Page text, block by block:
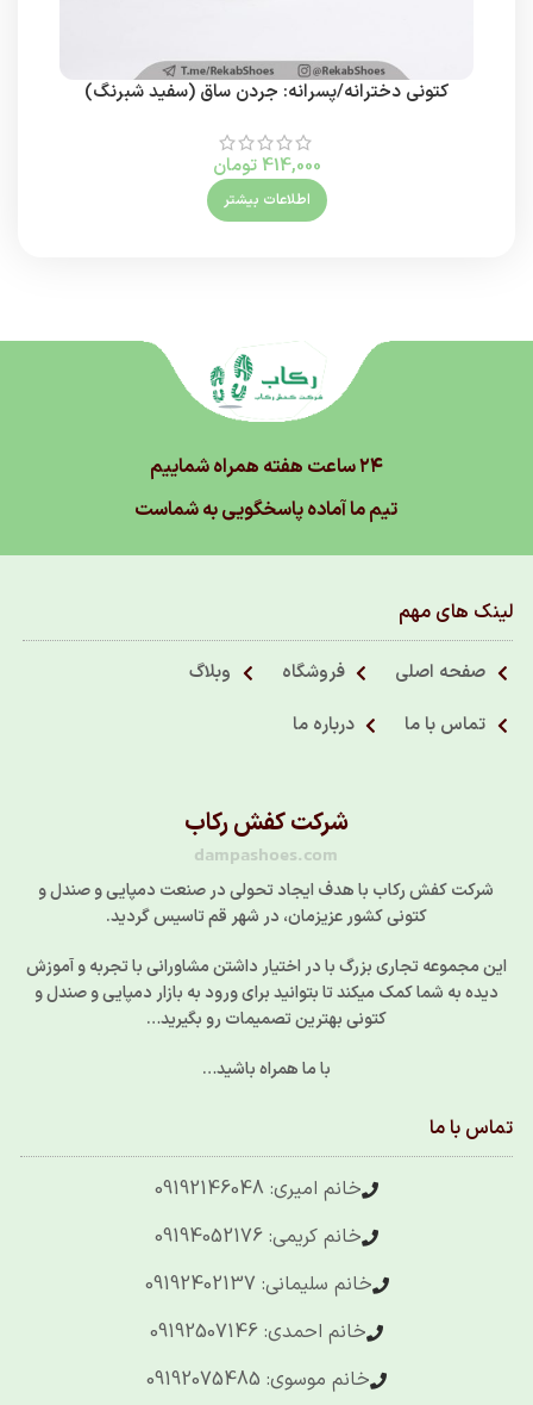
کتونی دخترانه/پسرانه: جردن ساق (سفید شبرنگ)
414,000 تومان
اطلاعات بیشتر
۲۴ ساعت هفته همراه شماییم
تیم ما آماده پاسخگویی به شماست
لینک های مهم
صفحه اصلی فروشگاه
وبلاگ
تماس با ما
درباره ما
شرکت کفش رکاب
dampashoes.com
شرکت کفش رکاب با هدف ایجاد تحولی در صنعت دمپایی و صندل و
کتونی کشور عزیزمان، در شهر قم تاسیس گردید.
این مجموعه تجاری بزرگ با در اختیار داشتن مشاورانی با تجربه و آموزش
دیده به شما کمک میکند تا بتوانید برای ورود به بازار دمپایی و صندل و
کتونی بهترین تصمیمات رو بگیرید…
با ما همراه باشید…
تماس با ما
خانم امیری: 09192146048
خانم کریمی: 09194052176
خانم سلیمانی: 09192402137
خانم احمدی: 09192507146
خانم موسوی: 09192075485